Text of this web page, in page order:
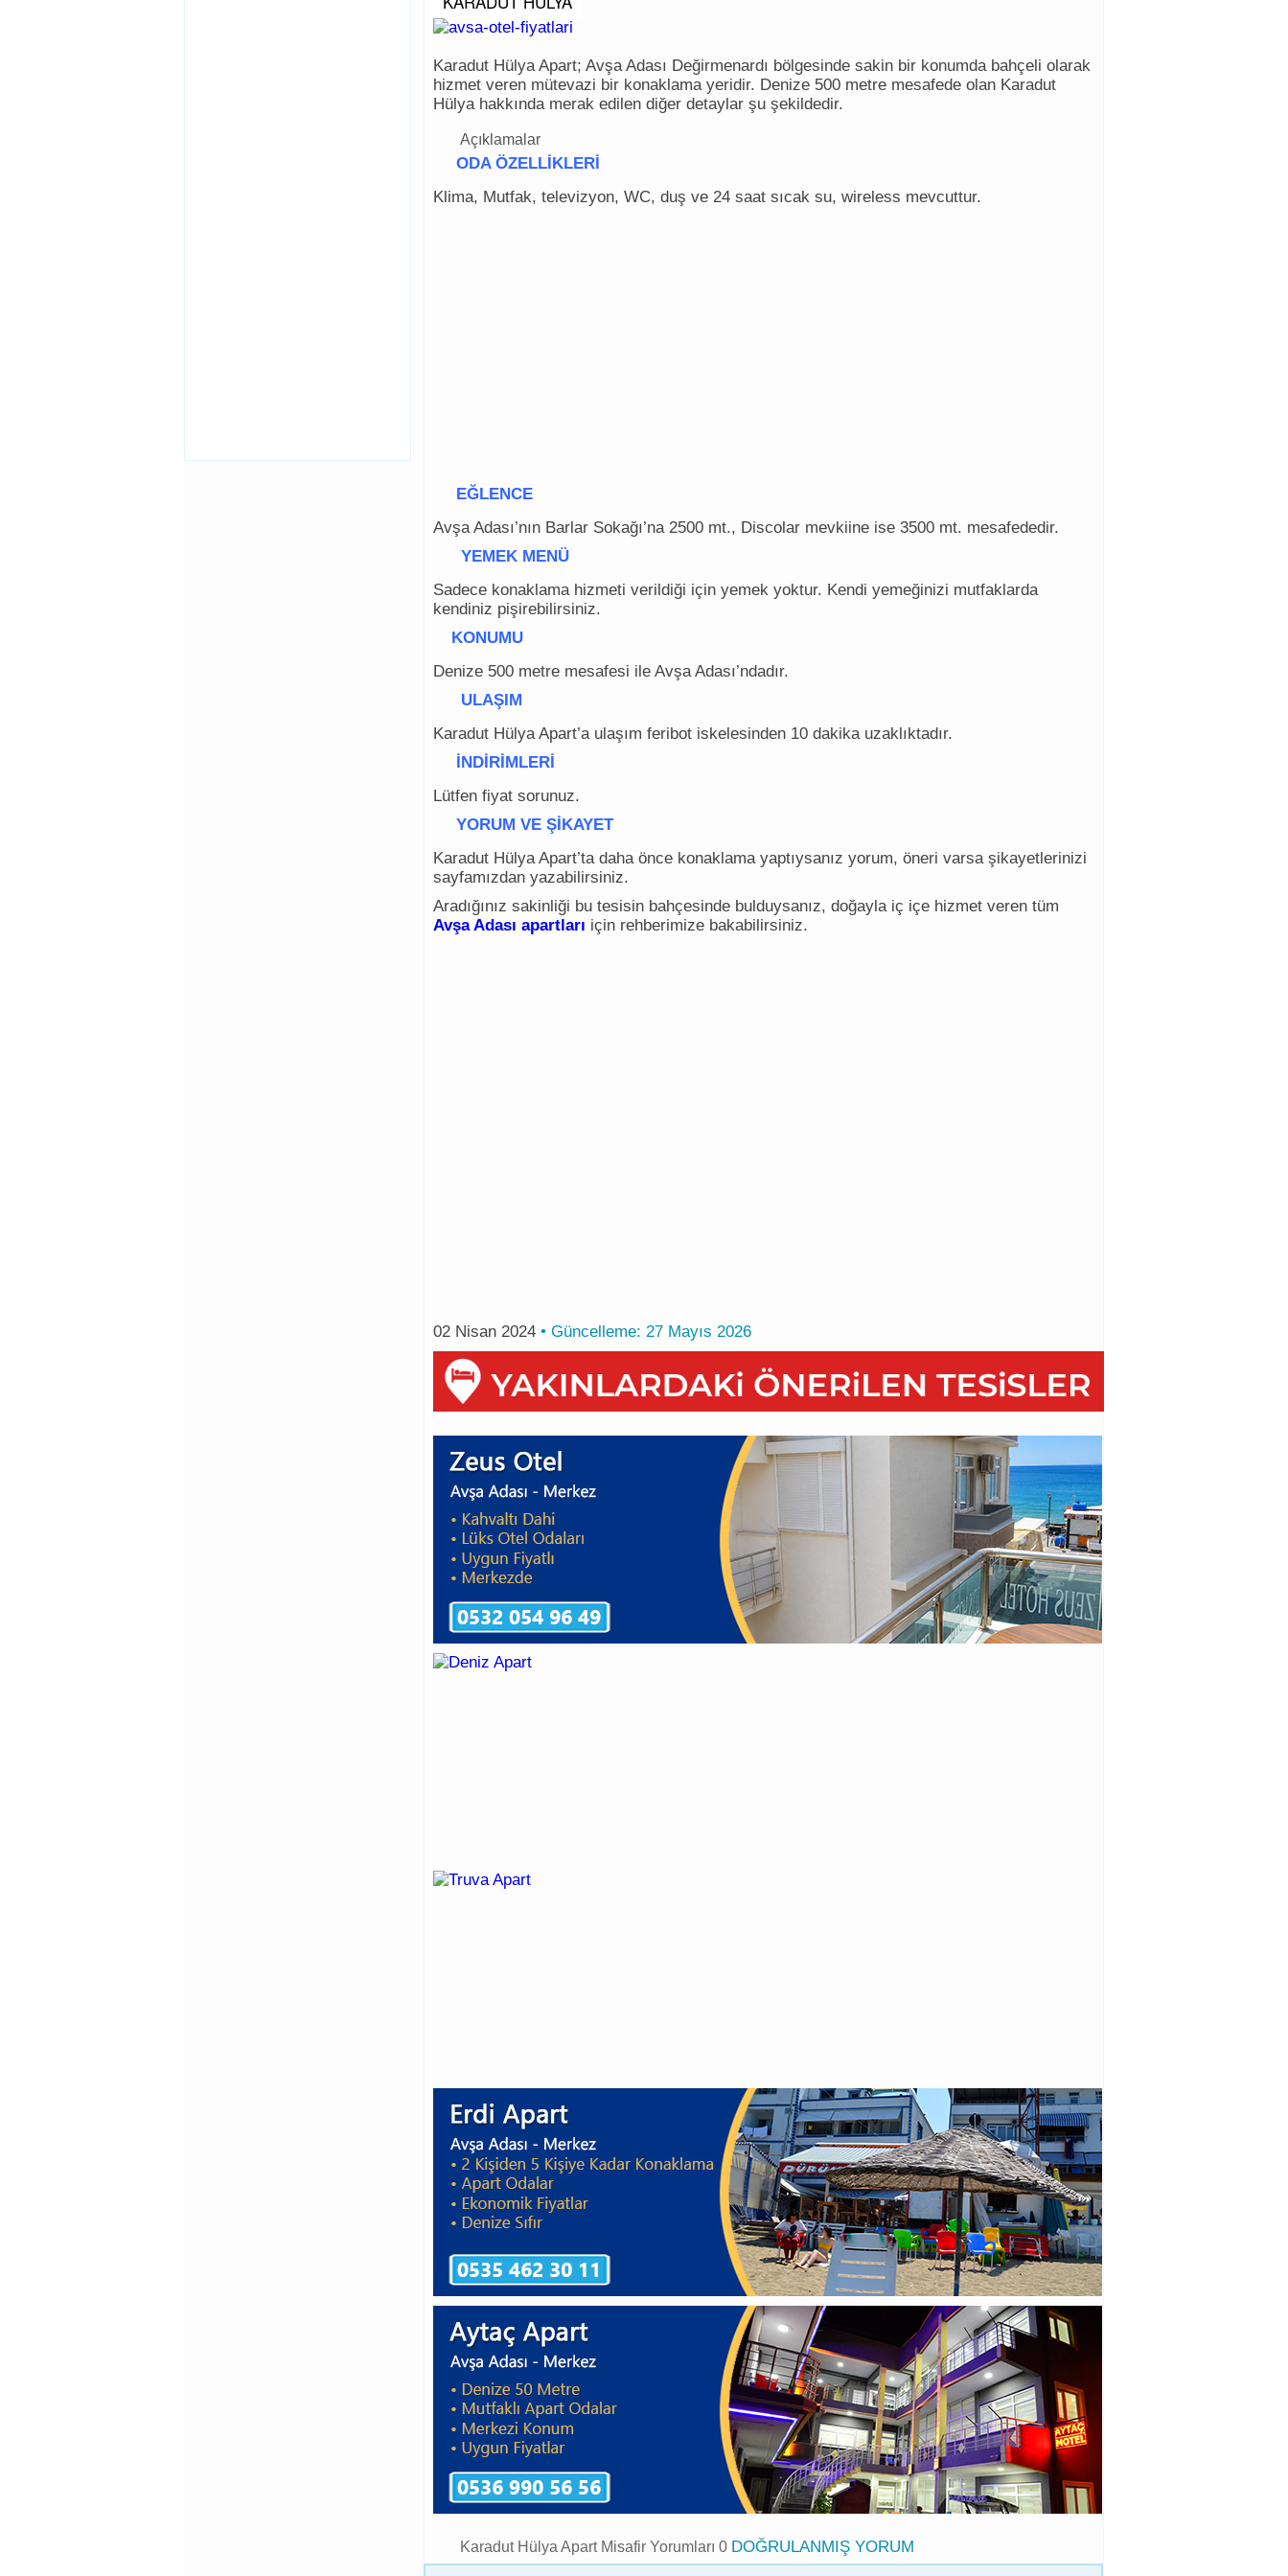
Karadut Hülya Apart; Avşa Adası Değirmenardı bölgesinde sakin bir konumda bahçeli olarak
hizmet veren mütevazi bir konaklama yeridir. Denize 500 metre mesafede olan Karadut
Hülya hakkında merak edilen diğer detaylar şu şekildedir.
Açıklamalar
ODA ÖZELLİKLERİ
Klima, Mutfak, televizyon, WC, duş ve 24 saat sıcak su, wireless mevcuttur.
EĞLENCE
Avşa Adası’nın Barlar Sokağı’na 2500 mt., Discolar mevkiine ise 3500 mt. mesafededir.
YEMEK MENÜ
Sadece konaklama hizmeti verildiği için yemek yoktur. Kendi yemeğinizi mutfaklarda
kendiniz pişirebilirsiniz.
KONUMU
Denize 500 metre mesafesi ile Avşa Adası’ndadır.
ULAŞIM
Karadut Hülya Apart’a ulaşım feribot iskelesinden 10 dakika uzaklıktadır.
İNDİRİMLERİ
Lütfen fiyat sorunuz.
YORUM VE ŞİKAYET
Karadut Hülya Apart’ta daha önce konaklama yaptıysanız yorum, öneri varsa şikayetlerinizi
sayfamızdan yazabilirsiniz.
Aradığınız sakinliği bu tesisin bahçesinde bulduysanız, doğayla iç içe hizmet veren tüm
Avşa Adası apartları için rehberimize bakabilirsiniz.
02 Nisan 2024 • Güncelleme: 27 Mayıs 2026
Karadut Hülya Apart Misafir Yorumları 0 DOĞRULANMIŞ YORUM